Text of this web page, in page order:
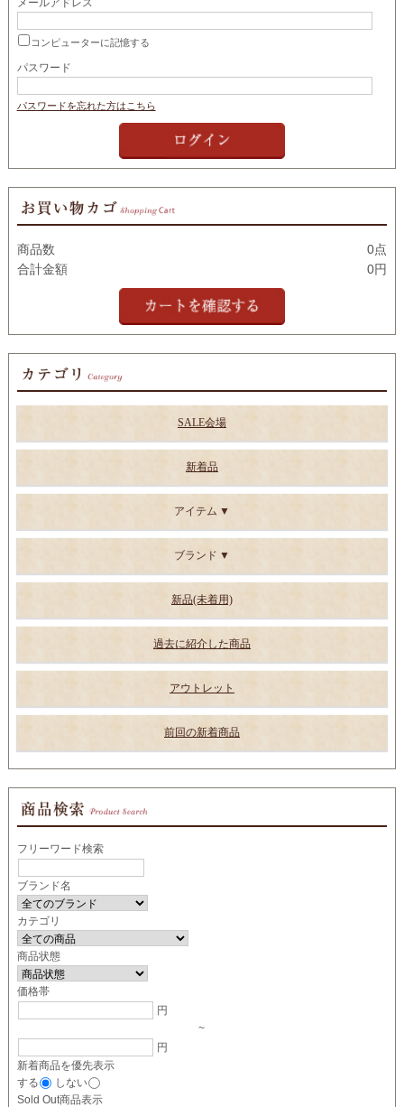
コンピューターに記憶する
パスワード
パスワードを忘れた方はこちら
商品数
0点
合計金額
0円
SALE会場
新着品
アイテム
ブランド
新品(未着用)
過去に紹介した商品
アウトレット
前回の新着商品
フリーワード検索
ブランド名
カテゴリ
商品状態
価格帯
円
~
円
新着商品を優先表示
する
しない
Sold Out商品表示